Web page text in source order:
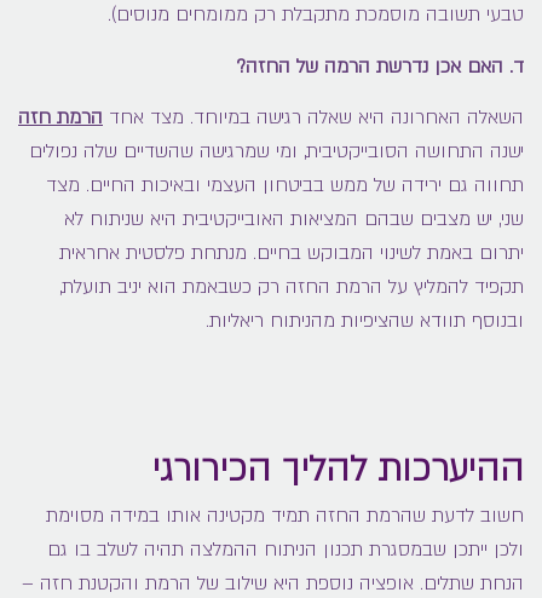
טבעי תשובה מוסמכת מתקבלת רק ממומחים מנוסים).
ד. האם אכן נדרשת הרמה של החזה?
השאלה האחרונה היא שאלה רגישה במיוחד. מצד אחד הרמת חזה
ישנה התחושה הסובייקטיבית, ומי שמרגישה שהשדיים שלה נפולים
תחווה גם ירידה של ממש בביטחון העצמי ובאיכות החיים. מצד
שני, יש מצבים שבהם המציאות האובייקטיבית היא שניתוח לא
יתרום באמת לשינוי המבוקש בחיים. מנתחת פלסטית אחראית
תקפיד להמליץ על הרמת החזה רק כשבאמת הוא יניב תועלת,
ובנוסף תוודא שהציפיות מהניתוח ריאליות.
ההיערכות להליך הכירורגי
חשוב לדעת שהרמת החזה תמיד מקטינה אותו במידה מסוימת
ולכן ייתכן שבמסגרת תכנון הניתוח ההמלצה תהיה לשלב בו גם
הנחת שתלים. אופציה נוספת היא שילוב של הרמת והקטנת חזה –